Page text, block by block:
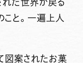
れた世界が戻る
こと。一遍上人
図案されたお菓